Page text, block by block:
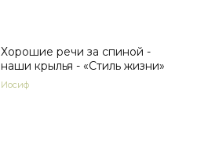
Хорошие речи за спиной -
наши крылья - «Стиль жизни»
Иосиф